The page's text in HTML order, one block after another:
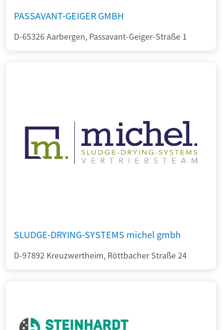
PASSAVANT-GEIGER GMBH
D-65326 Aarbergen, Passavant-Geiger-Straße 1
SLUDGE-DRYING-SYSTEMS michel gmbh
D-97892 Kreuzwertheim, Röttbacher Straße 24